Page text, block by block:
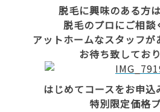
脱毛に興味のある方
脱毛のプロにご相
アットホームなスタッフが
お待ち致してお
はじめてコースをお申込
特別限定価格